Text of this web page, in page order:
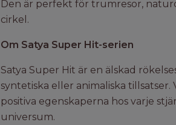
Den är perfekt för trumresor,
cirkel.
Om Satya Super Hit-serien
Satya Super Hit är en älskad
syntetiska eller animaliska
positiva egenskaperna hos varje
universum.